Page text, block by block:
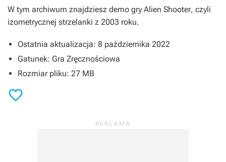
W tym archiwum znajdziesz demo gry Alien Shooter, czyli
izometrycznej strzelanki z 2003 roku.
Ostatnia aktualizacja: 8 października 2022
Gatunek: Gra Zręcznościowa
Rozmiar pliku: 27 MB
